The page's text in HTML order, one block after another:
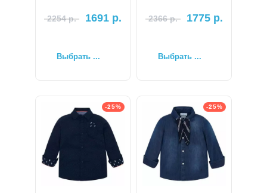
2254р. 1691 р.
Выбрать ...
2366р. 1775 р.
Выбрать ...
-25% -25%